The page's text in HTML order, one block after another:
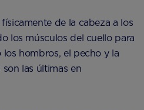
de la cabeza a los
los músculos del cuello para
los hombros, el pecho y la
son las últimas en